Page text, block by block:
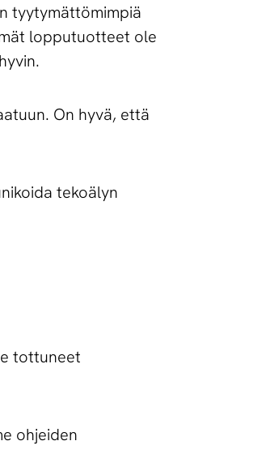
tyytymättömimpiä
lopputuotteet ole
On hyvä, että
tekoälyn
tottuneet
ohjeiden